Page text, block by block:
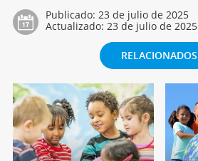
Publicado: 23 de julio de 2025
Actualizado: 23 de julio de 2025
RELACIONADOS